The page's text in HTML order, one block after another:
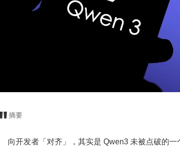
摘要
向开发者「对齐」，其实是 Qwen3 未被点破的一